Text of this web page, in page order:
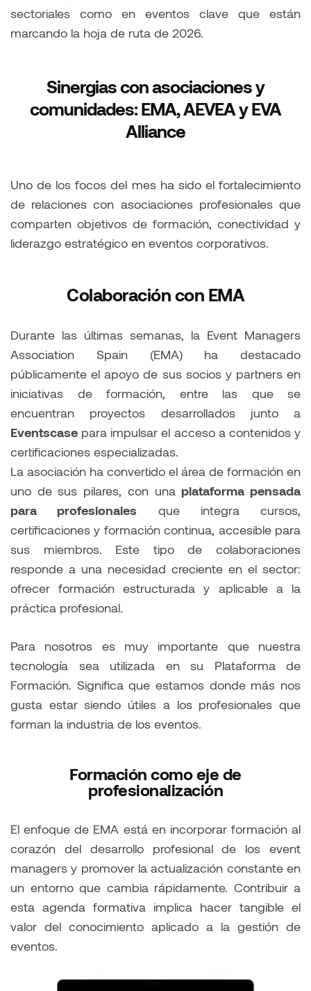
sectoriales como en eventos clave que están
marcando la hoja de ruta de 2026.
Sinergias con asociaciones y
comunidades: EMA, AEVEA y EVA
Alliance
Uno de los focos del mes ha sido el fortalecimiento
de relaciones con asociaciones profesionales que
comparten objetivos de formación, conectividad y
liderazgo estratégico en eventos corporativos.
Colaboración con EMA
Durante las últimas semanas, la Event Managers
Association Spain (EMA) ha destacado
públicamente el apoyo de sus socios y partners en
iniciativas de formación, entre las que se
encuentran proyectos desarrollados junto a
Eventscase para impulsar el acceso a contenidos y
certificaciones especializadas.
La asociación ha convertido el área de formación en
uno de sus pilares, con una plataforma pensada
para profesionales que integra cursos,
certificaciones y formación continua, accesible para
sus miembros. Este tipo de colaboraciones
responde a una necesidad creciente en el sector:
ofrecer formación estructurada y aplicable a la
práctica profesional.
Para nosotros es muy importante que nuestra
tecnología sea utilizada en su Plataforma de
Formación. Significa que estamos donde más nos
gusta estar siendo útiles a los profesionales que
forman la industria de los eventos.
Formación como eje de
profesionalización
El enfoque de EMA está en incorporar formación al
corazón del desarrollo profesional de los event
managers y promover la actualización constante en
un entorno que cambia rápidamente. Contribuir a
esta agenda formativa implica hacer tangible el
valor del conocimiento aplicado a la gestión de
eventos.